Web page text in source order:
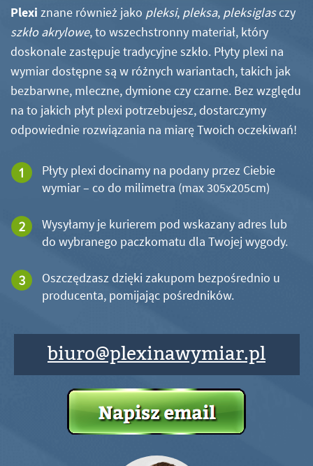
Plexi znane również jako pleksi, pleksa, pleksiglasczy
szkło akrylowe, to wszechstronny materiał, który
doskonale zastępuje tradycyjne szkło. Płyty plexi na
wymiar dostępne są w różnych wariantach, takich jak
bezbarwne, mleczne, dymione czy czarne. Bez względu
na to jakich płyt plexi potrzebujesz, dostarczymy
odpowiednie rozwiązania na miarę Twoich oczekiwań!
Płyty plexi docinamy na podany przez Ciebie
wymiar – co do milimetra (max 305x205cm)
Wysyłamy je kurierem pod wskazany adres lub
do wybranego paczkomatu dla Twojej wygody.
Oszczędzasz dzięki zakupom bezpośrednio u
producenta, pomijając pośredników.
biuro@plexinawymiar.pl